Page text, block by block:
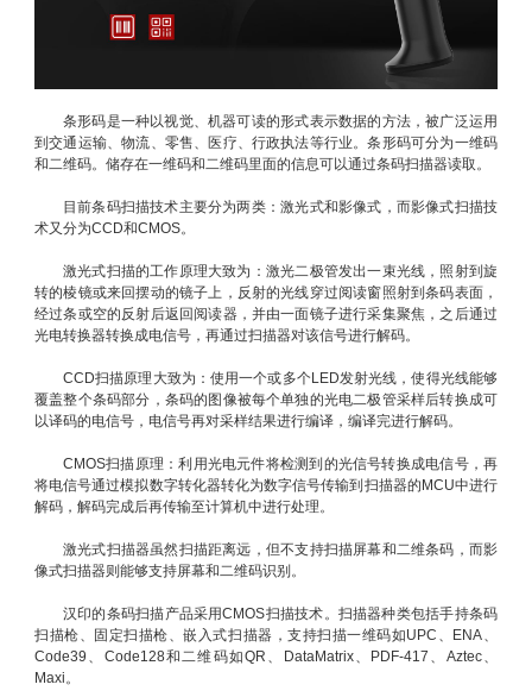
条形码是一种以视觉、机器可读的形式表示数据的方法，被广泛运用
到交通运输、物流、零售、医疗、行政执法等行业。条形码可分为一维码
和二维码。储存在一维码和二维码里面的信息可以通过条码扫描器读取。
目前条码扫描技术主要分为两类：激光式和影像式，而影像式扫描技
术又分为CCD和CMOS。
激光式扫描的工作原理大致为：激光二极管发出一束光线，照射到旋
转的棱镜或来回摆动的镜子上，反射的光线穿过阅读窗照射到条码表面，
经过条或空的反射后返回阅读器，并由一面镜子进行采集聚焦，之后通过
光电转换器转换成电信号，再通过扫描器对该信号进行解码。
CCD扫描原理大致为：使用一个或多个LED发射光线，使得光线能够
覆盖整个条码部分，条码的图像被每个单独的光电二极管采样后转换成可
以译码的电信号，电信号再对采样结果进行编译，编译完进行解码。
CMOS扫描原理：利用光电元件将检测到的光信号转换成电信号，再
将电信号通过模拟数字转化器转化为数字信号传输到扫描器的MCU中进行
解码，解码完成后再传输至计算机中进行处理。
激光式扫描器虽然扫描距离远，但不支持扫描屏幕和二维条码，而影
像式扫描器则能够支持屏幕和二维码识别。
汉印的条码扫描产品采用CMOS扫描技术。扫描器种类包括手持条码
扫描枪、固定扫描枪、嵌入式扫描器，支持扫描一维码如UPC、ENA、
Code39、Code128和二维码如QR、DataMatrix、PDF-417、Aztec、
Maxi。